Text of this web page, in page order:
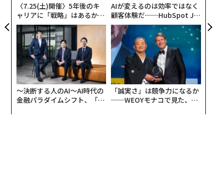
〈7.25(土)開催〉5年後のキ
ャリアに「戦略」はあるか。
トップエグゼクティブのキャ
リアに触れる1日│CAREER S
UMMIT 2026
AIが変えるのは効率ではなく
顧客体験だ──HubSpot Ja
panが語る「Grow Better」
な組織のつくり方
〜決断する人のAI〜AI時代の
金融パラダイムシフト、「超
「誠実さ」は競争力になるか
──WEOYモナコで見た、く